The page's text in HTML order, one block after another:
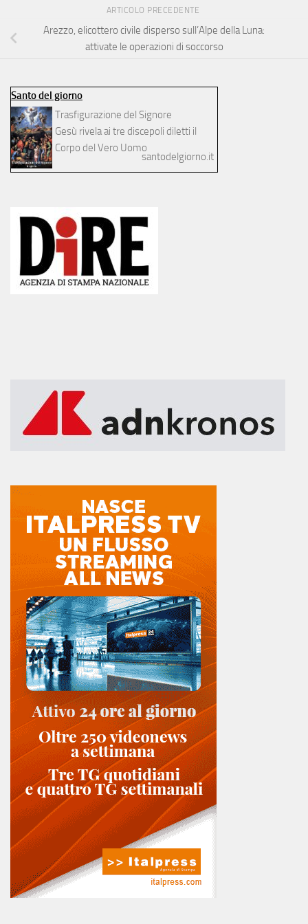
ARTICOLO PRECEDENTE
Arezzo, elicottero civile disperso sull’Alpe della Luna:
attivate le operazioni di soccorso
Santo del giorno
Trasfigurazione del Signore
Gesù rivela ai tre discepoli diletti il
Corpo del Vero Uomo
santodelgiorno.it